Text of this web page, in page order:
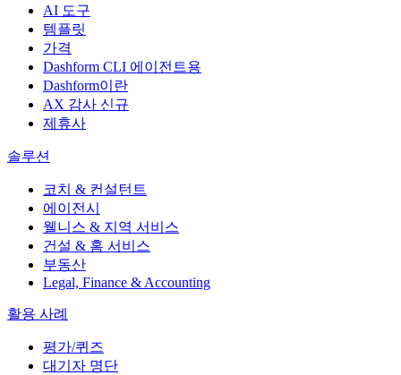
AI 도구
템플릿
가격
Dashform CLI 에이전트용
Dashform이란
AX 감사 신규
제휴사
솔루션
코치 & 컨설턴트
에이전시
웰니스 & 지역 서비스
건설 & 홈 서비스
부동산
Legal, Finance & Accounting
활용 사례
평가/퀴즈
대기자 명단